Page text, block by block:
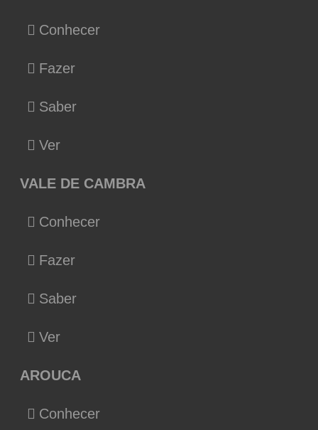
Conhecer
Fazer
Saber
Ver
VALE DE CAMBRA
Conhecer
Fazer
Saber
Ver
AROUCA
Conhecer